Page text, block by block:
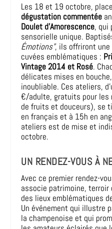
Les 18 et 19 octobre,
dégustation commentée
Doulet d’Amorescence, qui
sensorielle unique.
Émotions”, ils offriront
cuvées emblématiques :
Vintage 2014 et Rosé.
délicates mises en
inoubliable. Ces ateliers,
€/adulte, gratuits pour les
de fruits et douceurs), se
en français et à 15h en
ateliers est de mise et
octobre.
UN RENDEZ-VOUS À
Avec ce premier rendez-
associe patrimoine, terroir
des lieux emblématiques
Un événement qui illustre
la champenoise et qui